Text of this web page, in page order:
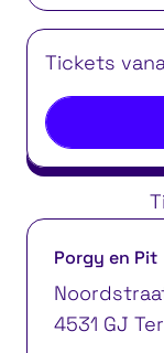
Tickets
Porgy en Pit
4531 GJ